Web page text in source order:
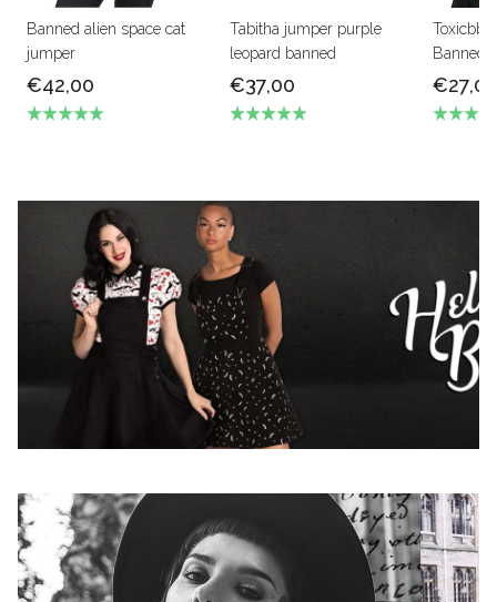
Banned alien space cat
jumper
€42,00
Tabitha jumper purple
leopard banned
€37,00
Banned
€27,00